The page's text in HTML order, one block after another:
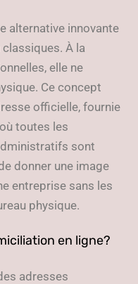
alternative innovante
À la
elle ne
Ce concept
officielle, fournie
toutes les
sont
donner une image
entreprise sans les
physique.
en ligne?
adresses